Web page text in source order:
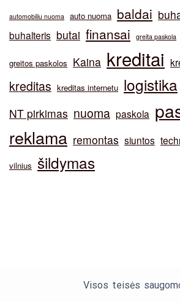
automobiliu nuoma auto nuoma baldai
buhalteris butai finansai greita paskola
greitos paskolos Kaina kreditai
kreditas kreditas internetu logistika
NT pirkimas nuoma paskola
reklama remontas siuntos
vilnius šildymas
Visos teisės